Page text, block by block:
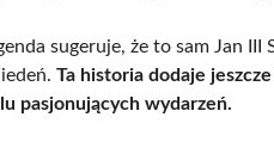
sugeruje, że to sam Jan
Ta historia dodaje
pasjonujących wydarzeń.